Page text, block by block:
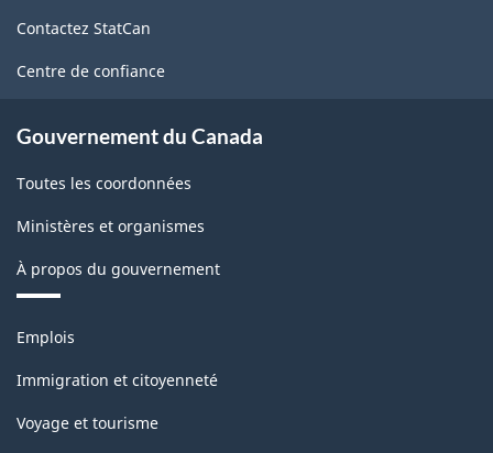
ce
site
Contactez StatCan
Centre de confiance
Gouvernement du Canada
Toutes les coordonnées
Ministères et organismes
À propos du gouvernement
Thèmes
sujets
Emplois
Immigration et citoyenneté
Voyage et tourisme